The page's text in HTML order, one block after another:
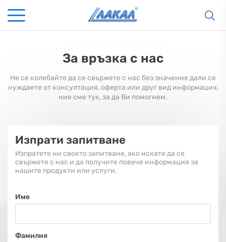
НА
ДЪРВА
НА
КОТЛИ
НА
За връзка с нас
Не се колебайте да се свържете с нас без значение дали се
нуждаете от консултация, оферта или друг вид информация,
ние сме тук, за да Ви помогнем.
Изпрати запитване
Изпратете ни своето запитване, ако искате да се
свържете с нас и да получите повече информация за
нашите продукти или услуги.
Име
Фамилия